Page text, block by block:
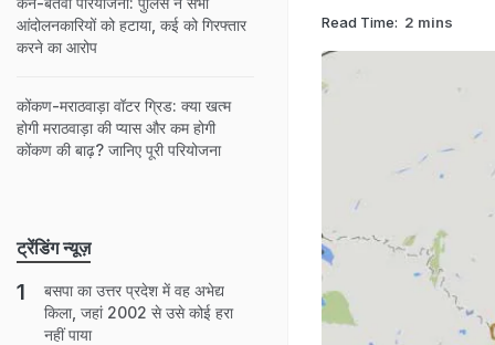
Read Time: 2 mins
आंदोलनकारियों को हटाया, कई को गिरफ्तार
करने का आरोप
कोंकण-मराठवाड़ा वॉटर ग्रिड: क्या खत्म
होगी मराठवाड़ा की प्यास और कम होगी
कोंकण की बाढ़? जानिए पूरी परियोजना
ट्रेंडिंग न्यूज़
बसपा का उत्तर प्रदेश में वह अभेद्य
किला, जहां 2002 से उसे कोई हरा
नहीं पाया